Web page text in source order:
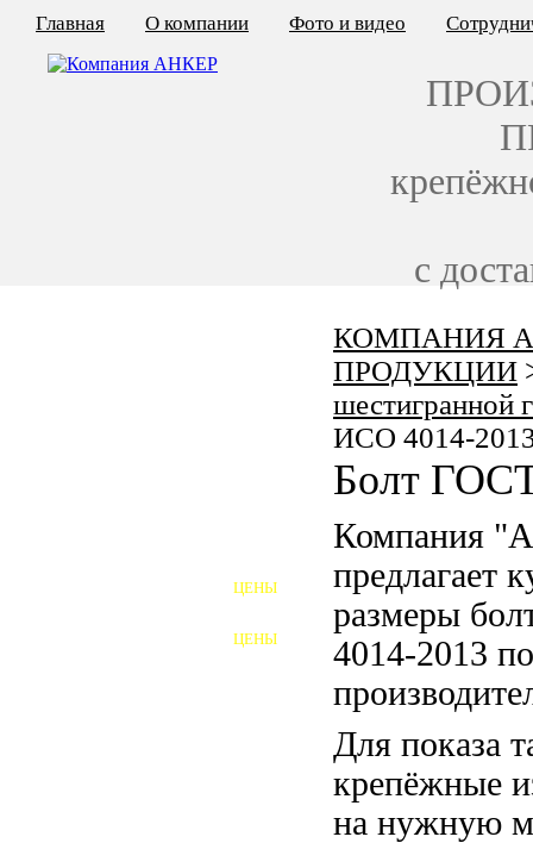
КОМПАНИЯ
ПРОДУКЦИИ
шестигранной
ИСО 4014-
Болт
Компания
предлагает
размеры
4014-2013
Для показа
крепёжные
на нужную
ЦЕНЫ
ЦЕНЫ
ШАЙБЫ ФУНДАМЕНТНЫЕ
Главная О компании Фото и видео
с